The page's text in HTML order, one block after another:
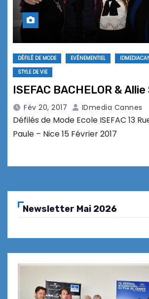
DÉFILÉ DE MODE EVÉNEMENTIEL
STYLE DE VIE
ISEFAC BACHELOR &
Fév 20, 2017 IDmedia Cannes
Défilés de Mode Ecole ISEFAC 13
Paule – Nice 15 Février 2017
Newsletter Mai 2026